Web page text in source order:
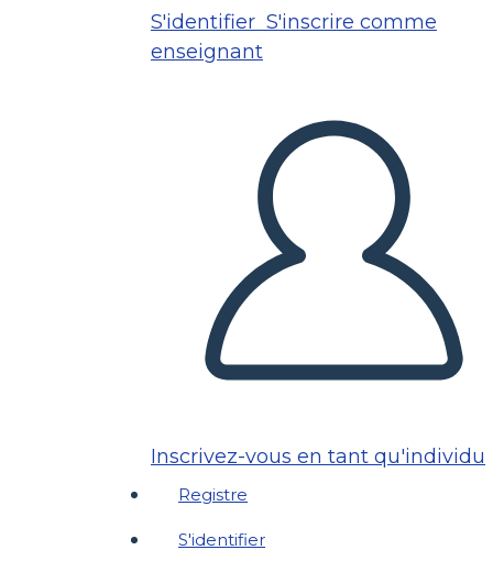
S'identifier S'inscrire comme
enseignant
Inscrivez-vous en tant qu'individu
Registre
S'identifier